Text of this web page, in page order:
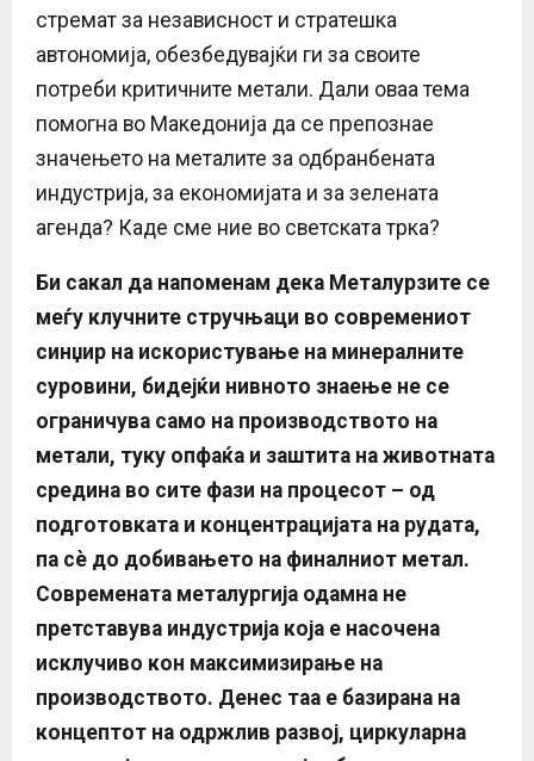
стремат за независност и стратешка
автономија, обезбедувајќи ги за своите
потреби критичните метали. Дали оваа тема
помогна во Македонија да се препознае
значењето на металите за одбранбената
индустрија, за економијата и за зелената
агенда? Каде сме ние во светската трка?
Би сакал да напоменам дека Металурзите се
меѓу клучните стручњаци во современиот
синџир на искористување на минералните
суровини, бидејќи нивното знаење не се
ограничува само на производството на
метали, туку опфаќа и заштита на животната
средина во сите фази на процесот – од
подготовката и концентрацијата на рудата,
па сè до добивањето на финалниот метал.
Современата металургија одамна не
претставува индустрија која е насочена
исклучиво кон максимизирање на
производството. Денес таа е базирана на
концептот на одржлив развој, циркуларна